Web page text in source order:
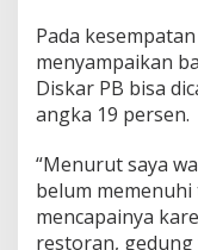
Pada
menyampaikan
Diskar PB bisa
angka 19 persen.
“Menurut saya
belum
mencapainya
restoran,